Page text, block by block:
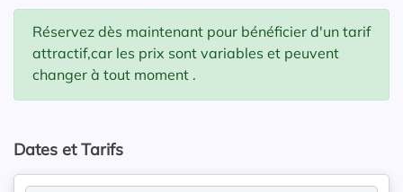
Réservez dès maintenant pour bénéficier d'un tarif
attractif,car les prix sont variables et peuvent
changer à tout moment .
Dates et Tarifs